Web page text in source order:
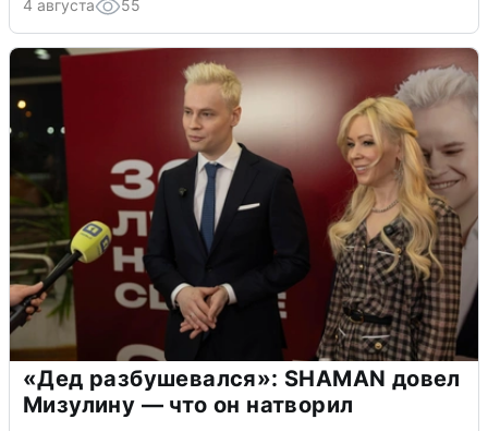
4 августа 55
«Дед разбушевался»: SHAMAN довел
Мизулину — что он натворил